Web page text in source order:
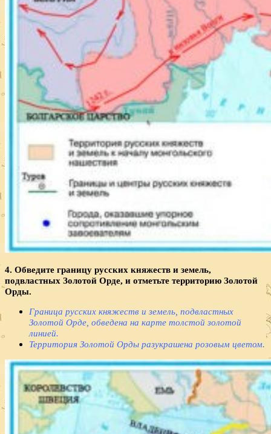
4. Обведите границу русских княжеств и земель,
подвластных Золотой Орде, и отметьте территорию Золотой
Орды.
Граница русских княжеств и земель, подвластных
Золотой Орде, обведена на карте толстой золотой
линией.
Территория Золотой Орды разукрашена розовым цветом.